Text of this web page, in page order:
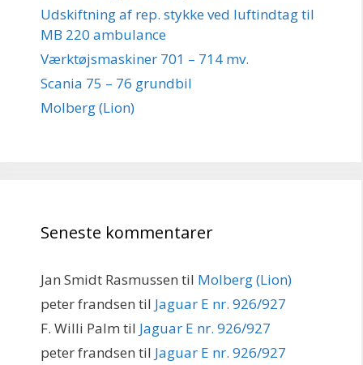
Udskiftning af rep. stykke ved luftindtag til
MB 220 ambulance
Værktøjsmaskiner 701 – 714 mv.
Scania 75 – 76 grundbil
Molberg (Lion)
Seneste kommentarer
Jan Smidt Rasmussen til Molberg (Lion)
peter frandsen til Jaguar E nr. 926/927
F. Willi Palm til Jaguar E nr. 926/927
peter frandsen til Jaguar E nr. 926/927